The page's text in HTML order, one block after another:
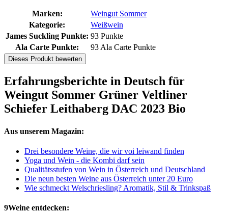
Marken:
Weingut Sommer
Kategorie:
Weißwein
James Suckling Punkte: 93 Punkte
Ala Carte Punkte:
93 Ala Carte Punkte
Dieses Produkt bewerten
Erfahrungsberichte in Deutsch für
Weingut Sommer Grüner Veltliner
Schiefer Leithaberg DAC 2023 Bio
Aus unserem Magazin:
Drei besondere Weine, die wir voi leiwand finden
Yoga und Wein - die Kombi darf sein
Qualitätsstufen von Wein in Österreich und Deutschland
Die neun besten Weine aus Österreich unter 20 Euro
Wie schmeckt Welschriesling? Aromatik, Stil & Trinkspaß
9Weine entdecken: